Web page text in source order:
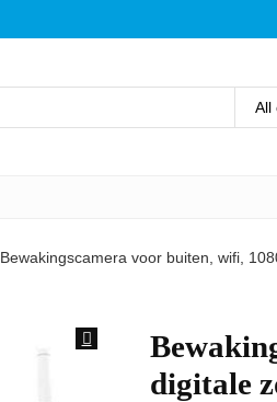
All
Bewakingscamera voor buiten, wifi,
digitale